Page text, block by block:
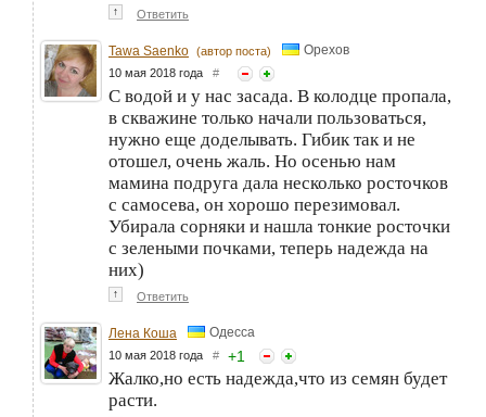
↑ Ответить
Tawa Saenko (автор поста) Орехов
10 мая 2018 года #
С водой и у нас засада. В колодце пропала,
в скважине только начали пользоваться,
нужно еще доделывать. Гибик так и не
отошел, очень жаль. Но осенью нам
мамина подруга дала несколько росточков
с самосева, он хорошо перезимовал.
Убирала сорняки и нашла тонкие росточки
с зелеными почками, теперь надежда на
них)
↑ Ответить
Лена Коша Одесса
10 мая 2018 года # +1
Жалко,но есть надежда,что из семян будет
расти.